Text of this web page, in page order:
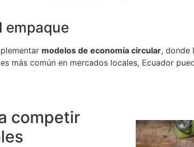
empaque
modelos de economía circular, donde
más común en mercados locales, Ecuador
competir